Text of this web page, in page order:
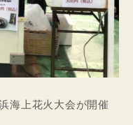
海上花火大会が開催